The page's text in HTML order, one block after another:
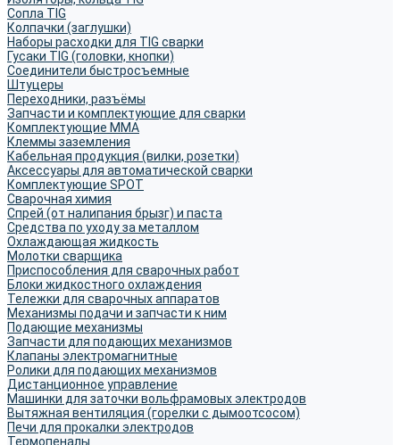
Сопла TIG
Колпачки (заглушки)
Наборы расходки для TIG сварки
Гусаки TIG (головки, кнопки)
Соединители быстросъемные
Штуцеры
Переходники, разъёмы
Запчасти и комплектующие для сварки
Комплектующие ММА
Клеммы заземления
Кабельная продукция (вилки, розетки)
Аксессуары для автоматической сварки
Комплектующие SPOT
Сварочная химия
Спрей (от налипания брызг) и паста
Средства по уходу за металлом
Охлаждающая жидкость
Молотки сварщика
Приспособления для сварочных работ
Блоки жидкостного охлаждения
Тележки для сварочных аппаратов
Механизмы подачи и запчасти к ним
Подающие механизмы
Запчасти для подающих механизмов
Клапаны электромагнитные
Ролики для подающих механизмов
Дистанционное управление
Машинки для заточки вольфрамовых электродов
Вытяжная вентиляция (горелки с дымоотсосом)
Печи для прокалки электродов
Термопеналы